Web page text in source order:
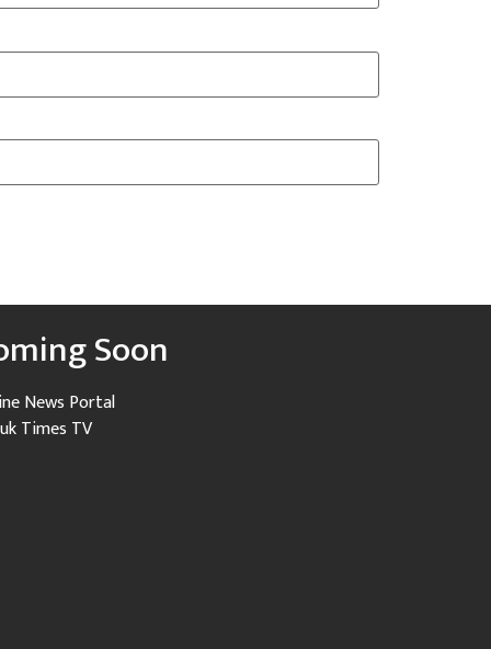
Soon
News Portal
Times TV